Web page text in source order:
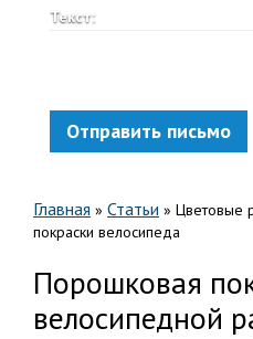
Текст:
Отправить письмо
Главная » Статьи » Цветовые
покраски велосипеда
Порошковая
велосипедной